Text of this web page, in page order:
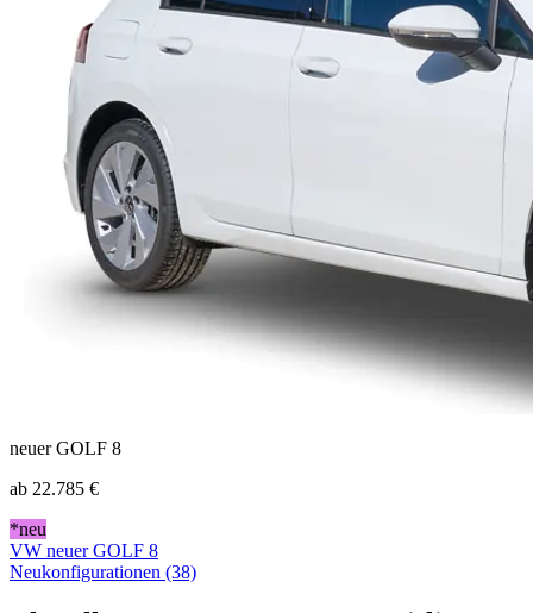
neuer GOLF 8
ab 22.785 €
*neu
VW neuer GOLF 8
Neukonfigurationen (38)